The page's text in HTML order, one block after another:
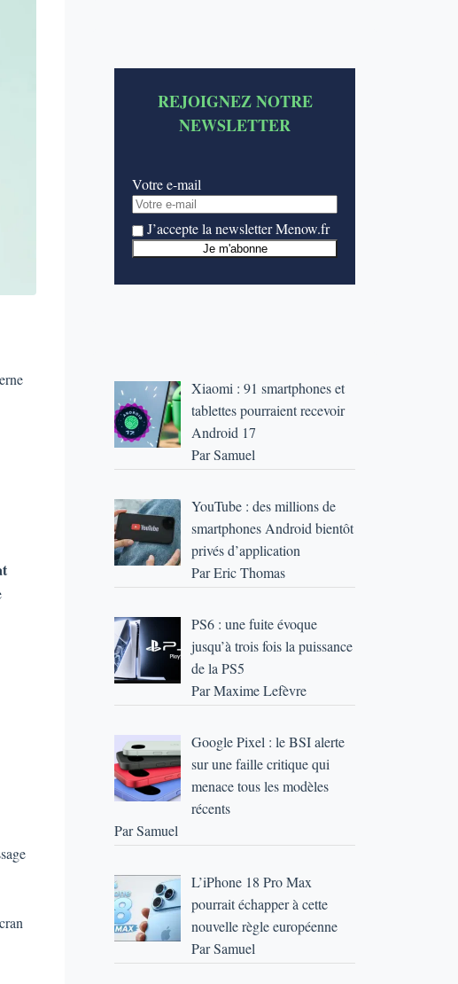
REJOIGNEZ NOTRE
NEWSLETTER
Votre e-mail
J’accepte la newsletter Menow.fr
Xiaomi : 91 smartphones et
tablettes pourraient recevoir
Android 17
Par Samuel
YouTube : des millions de
smartphones Android bientôt
privés d’application
Par Eric Thomas
PS6 : une fuite évoque
jusqu’à trois fois la puissance
de la PS5
Par Maxime Lefèvre
Google Pixel : le BSI alerte
sur une faille critique qui
menace tous les modèles
récents
Par Samuel
L’iPhone 18 Pro Max
pourrait échapper à cette
nouvelle règle européenne
Par Samuel